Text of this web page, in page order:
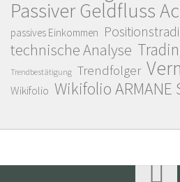
Passiver Geldfluss
passives Einkommen
technische Analyse
Trendbestätigung Trendfolger
Wikifolio Wikifolio ARMANE